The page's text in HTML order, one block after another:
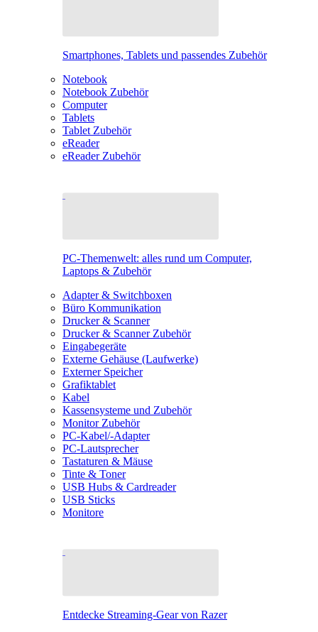
Smartphones, Tablets und passendes Zubehör
Notebook
Notebook Zubehör
Computer
Tablets
Tablet Zubehör
eReader
eReader Zubehör
PC-Themenwelt: alles rund um Computer,
Laptops & Zubehör
Adapter & Switchboxen
Büro Kommunikation
Drucker & Scanner
Drucker & Scanner Zubehör
Eingabegeräte
Externe Gehäuse (Laufwerke)
Externer Speicher
Grafiktablet
Kabel
Kassensysteme und Zubehör
Monitor Zubehör
PC-Kabel/-Adapter
PC-Lautsprecher
Tastaturen & Mäuse
Tinte & Toner
USB Hubs & Cardreader
USB Sticks
Monitore
Entdecke Streaming-Gear von Razer